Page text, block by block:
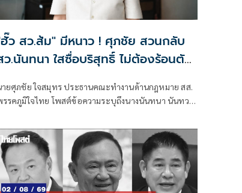
ว สว.ส้ม" มีหนาว ! ศุภชัย สวนกลับ
ว.นันทนา ใสซื่อบริสุทธิ์ ไม่ต้องร้อนตัว
มืองทองธานี ไม่ได้แชร์ค่าใช้จ่านกัน
เพรามีหลักฐาน "หิรัญ - ฟ้าเดียวกัน" ทั้ง
อง ทั้งจ่าย
ายศุภชัย ใจสมุทร ประธานคณะทำงานด้านกฎหมาย สส.
รรคภูมิใจไทย โพสต์ข้อความระบุถึงนางนันทนา นันทวโร
บุพฤติกรรม จัดประชุมผู้สมัคร สว.ส้ม ที่ห้องจูปิเตอร์
เมืองทองธานี